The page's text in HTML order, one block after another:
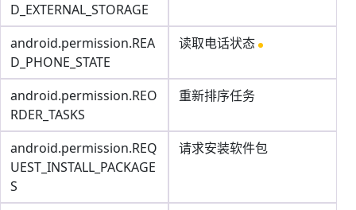
D_EXTERNAL_STORAGE
android.permission.REA
D_PHONE_STATE
读取电话状态
android.permission.REO
RDER_TASKS
重新排序任务
android.permission.REQ
UEST_INSTALL_PACKAGE
S
请求安装软件包